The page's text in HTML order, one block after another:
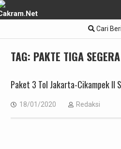
to
Cari
TAG: PAKTE TIGA
Paket 3 Tol Jakarta-Cikampek II
18/01/2020 Redaksi